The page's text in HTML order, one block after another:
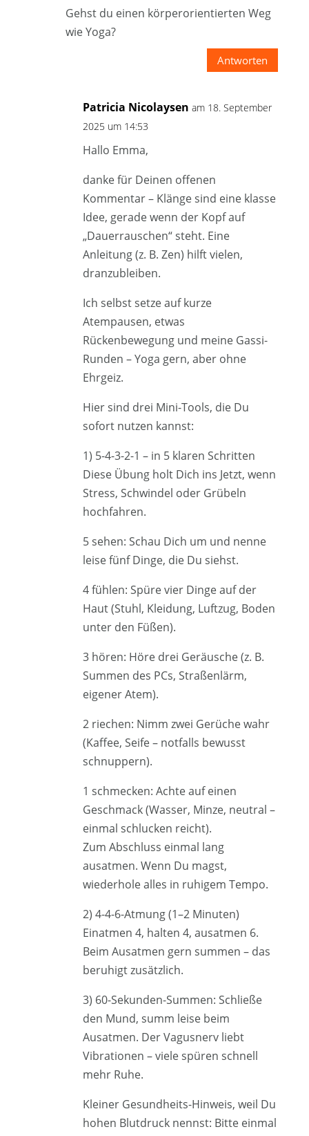
Gehst du einen körperorientierten Weg
wie Yoga?
Antworten
Patricia Nicolaysen am 18. September
2025 um 14:53
Hallo Emma,
danke für Deinen offenen
Kommentar – Klänge sind eine klasse
Idee, gerade wenn der Kopf auf
„Dauerrauschen“ steht. Eine
Anleitung (z. B. Zen) hilft vielen,
dranzubleiben.
Ich selbst setze auf kurze
Atempausen, etwas
Rückenbewegung und meine Gassi-
Runden – Yoga gern, aber ohne
Ehrgeiz.
Hier sind drei Mini-Tools, die Du
sofort nutzen kannst:
1) 5-4-3-2-1 – in 5 klaren Schritten
Diese Übung holt Dich ins Jetzt, wenn
Stress, Schwindel oder Grübeln
hochfahren.
5 sehen: Schau Dich um und nenne
leise fünf Dinge, die Du siehst.
4 fühlen: Spüre vier Dinge auf der
Haut (Stuhl, Kleidung, Luftzug, Boden
unter den Füßen).
3 hören: Höre drei Geräusche (z. B.
Summen des PCs, Straßenlärm,
eigener Atem).
2 riechen: Nimm zwei Gerüche wahr
(Kaffee, Seife – notfalls bewusst
schnuppern).
1 schmecken: Achte auf einen
Geschmack (Wasser, Minze, neutral –
einmal schlucken reicht).
Zum Abschluss einmal lang
ausatmen. Wenn Du magst,
wiederhole alles in ruhigem Tempo.
2) 4-4-6-Atmung (1–2 Minuten)
Einatmen 4, halten 4, ausatmen 6.
Beim Ausatmen gern summen – das
beruhigt zusätzlich.
3) 60-Sekunden-Summen: Schließe
den Mund, summ leise beim
Ausatmen. Der Vagusnerv liebt
Vibrationen – viele spüren schnell
mehr Ruhe.
Kleiner Gesundheits-Hinweis, weil Du
hohen Blutdruck nennst: Bitte einmal